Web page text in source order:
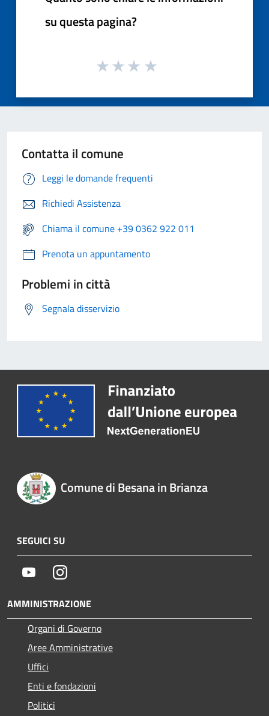
su questa pagina?
Contatta il comune
Leggi le domande frequenti
Richiedi Assistenza
Chiama il comune +39 0362 922 011
Prenota un appuntamento
Problemi in città
Segnala disservizio
Comune di Besana in Brianza
SEGUICI SU
YoutubeInstagram
AMMINISTRAZIONE
Organi di Governo
Aree Amministrative
Uffici
Enti e fondazioni
Politici